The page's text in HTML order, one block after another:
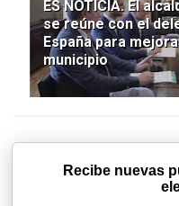
ES NOTICIA. El
se reúne con el
España para
municipio
Recibe nuevas